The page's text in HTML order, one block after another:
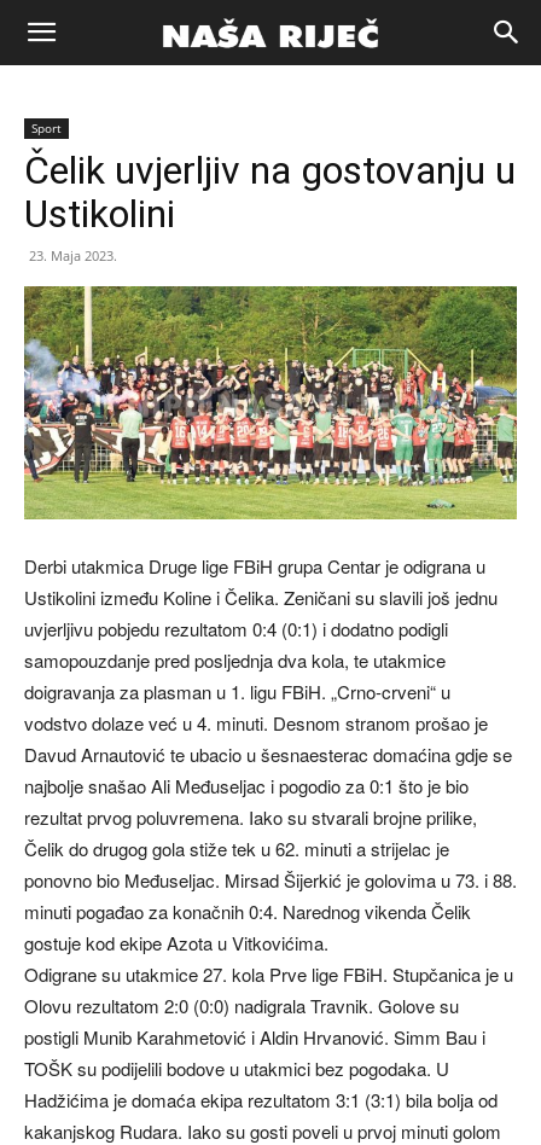
Naša
riječ
Sport
Čelik uvjerljiv na gostovanju u
Ustikolini
23. Maja 2023.
Derbi utakmica Druge lige FBiH grupa Centar je odigrana u
Ustikolini između Koline i Čelika. Zeničani su slavili još jednu
uvjerljivu pobjedu rezultatom 0:4 (0:1) i dodatno podigli
samopouzdanje pred posljednja dva kola, te utakmice
doigravanja za plasman u 1. ligu FBiH. „Crno-crveni“ u
vodstvo dolaze već u 4. minuti. Desnom stranom prošao je
Davud Arnautović te ubacio u šesnaesterac domaćina gdje se
najbolje snašao Ali Međuseljac i pogodio za 0:1 što je bio
rezultat prvog poluvremena. Iako su stvarali brojne prilike,
Čelik do drugog gola stiže tek u 62. minuti a strijelac je
ponovno bio Međuseljac. Mirsad Šijerkić je golovima u 73. i 88.
minuti pogađao za konačnih 0:4. Narednog vikenda Čelik
gostuje kod ekipe Azota u Vitkovićima.
Odigrane su utakmice 27. kola Prve lige FBiH. Stupčanica je u
Olovu rezultatom 2:0 (0:0) nadigrala Travnik. Golove su
postigli Munib Karahmetović i Aldin Hrvanović. Simm Bau i
TOŠK su podijelili bodove u utakmici bez pogodaka. U
Hadžićima je domaća ekipa rezultatom 3:1 (3:1) bila bolja od
kakanjskog Rudara. Iako su gosti poveli u prvoj minuti golom